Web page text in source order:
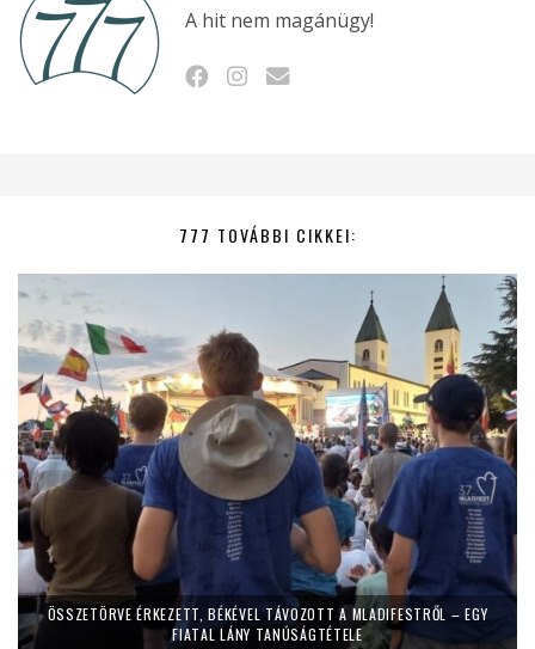
A hit nem magánügy!
777 TOVÁBBI CIKKEI:
ÖSSZETÖRVE ÉRKEZETT, BÉKÉVEL TÁVOZOTT A MLADIFESTRŐL – EGY
FIATAL LÁNY TANÚSÁGTÉTELE